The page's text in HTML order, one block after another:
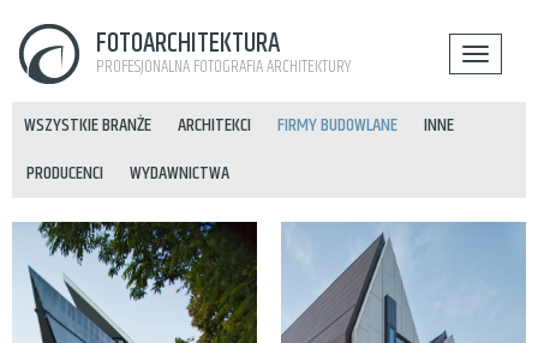
FOTOARCHITEKTURA
PROFESJONALNA FOTOGRAFIA ARCHITEKTURY
WSZYSTKIE BRANŻE ARCHITEKCI FIRMY BUDOWLANE
INNE
PRODUCENCI
WYDAWNICTWA